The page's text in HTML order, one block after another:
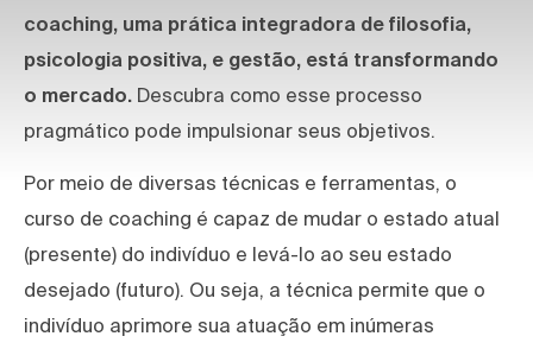
coaching, uma prática integradora de filosofia,
psicologia positiva, e gestão, está transformando
o mercado. Descubra como esse processo
pragmático pode impulsionar seus objetivos.
Por meio de diversas técnicas e ferramentas, o
curso de coaching é capaz de mudar o estado atual
(presente) do indivíduo e levá-lo ao seu estado
desejado (futuro). Ou seja, a técnica permite que o
indivíduo aprimore sua atuação em inúmeras